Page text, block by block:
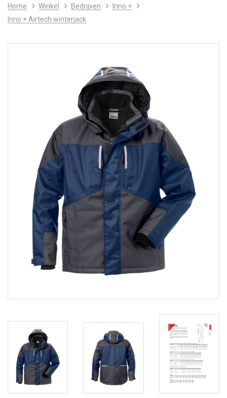
Home Winkel Bedrijven
Inno +
Inno + Airtech winterjack